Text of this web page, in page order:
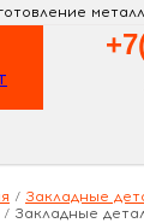
/ Закладные
/ Закладные